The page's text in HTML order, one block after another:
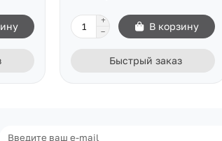
В корзину
Быстрый заказ